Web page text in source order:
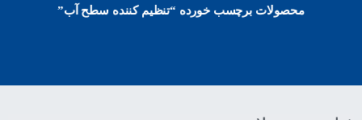
محصولات برچسب خورده “تنظیم کننده سطح آب”